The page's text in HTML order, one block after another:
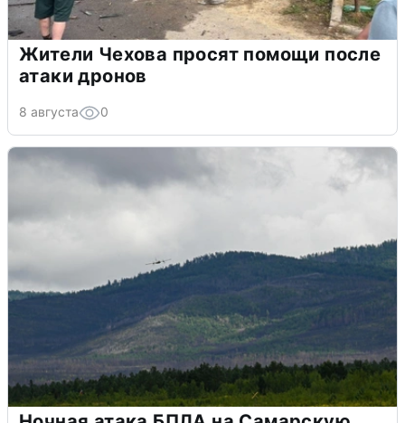
Жители Чехова просят помощи после
атаки дронов
8 августа 0